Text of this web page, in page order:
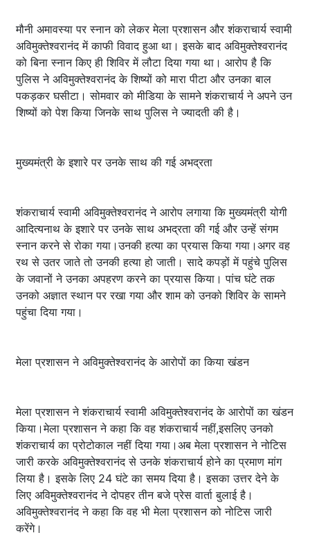
मौनी अमावस्या पर स्नान को लेकर मेला प्रशासन और शंकराचार्य स्वामी
अविमुक्तेश्वरानंद में काफी विवाद हुआ था। इसके बाद अविमुक्तेश्वरानंद
को बिना स्नान किए ही शिविर में लौटा दिया गया था। आरोप है कि
पुलिस ने अविमुक्तेश्वरानंद के शिष्यों को मारा पीटा और उनका बाल
पकड़कर घसीटा। सोमवार को मीडिया के सामने शंकराचार्य ने अपने उन
शिष्यों को पेश किया जिनके साथ पुलिस ने ज्यादती की है।
मुख्यमंत्री के इशारे पर उनके साथ की गई अभद्रता
शंकराचार्य स्वामी अविमुक्तेश्वरानंद ने आरोप लगाया कि मुख्यमंत्री योगी
आदित्यनाथ के इशारे पर उनके साथ अभद्रता की गई और उन्हें संगम
स्नान करने से रोका गया।उनकी हत्या का प्रयास किया गया।अगर वह
रथ से उतर जाते तो उनकी हत्या हो जाती। सादे कपड़ों में पहुंचे पुलिस
के जवानों ने उनका अपहरण करने का प्रयास किया। पांच घंटे तक
उनको अज्ञात स्थान पर रखा गया और शाम को उनको शिविर के सामने
पहुंचा दिया गया।
मेला प्रशासन ने अविमुक्तेश्वरानंद के आरोपों का किया खंडन
मेला प्रशासन ने शंकराचार्य स्वामी अविमुक्तेश्वरानंद के आरोपों का खंडन
किया।मेला प्रशासन ने कहा कि वह शंकराचार्य नहीं,इसलिए उनको
शंकराचार्य का प्रोटोकाल नहीं दिया गया।अब मेला प्रशासन ने नोटिस
जारी करके अविमुक्तेश्वरानंद से उनके शंकराचार्य होने का प्रमाण मांग
लिया है। इसके लिए 24 घंटे का समय दिया है। इसका उत्तर देने के
लिए अविमुक्तेश्वरानंद ने दोपहर तीन बजे प्रेस वार्ता बुलाई है।
अविमुक्तेश्वरानंद ने कहा कि वह भी मेला प्रशासन को नोटिस जारी
करेंगे।